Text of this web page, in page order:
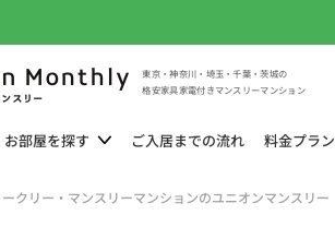
東京・神奈川・埼玉・千葉・茨城の
格安家具家電付きマンスリーマンション
お部屋を探す ご入居までの流れ 料金プラン
クリー・マンスリーマンションのユニオンマンスリー